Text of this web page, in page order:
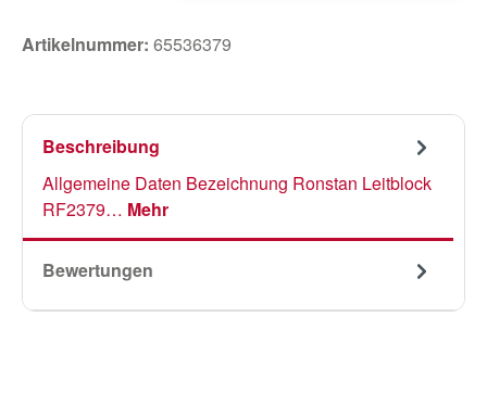
Artikelnummer: 65536379
Beschreibung
Allgemeine Daten Bezeichnung Ronstan Leitblock
RF2379… Mehr
Bewertungen